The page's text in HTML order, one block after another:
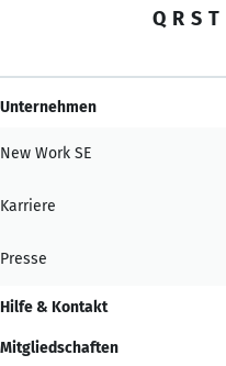
Q R S T
Unternehmen
New Work SE
Karriere
Presse
Hilfe & Kontakt
Mitgliedschaften